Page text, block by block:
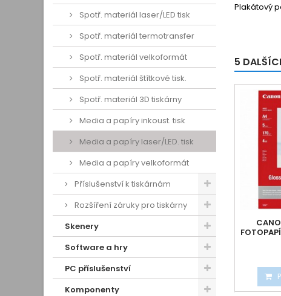
Spotř. materiál laser/LED tisk
Spotř. materiál termotransfer
Spotř. materiál velkoformát
Spotř. materiál štítkové tisk.
Spotř. materiál 3D tiskárny
Media a papíry inkoust. tisk
Media a papíry laser/LED. tisk
Media a papíry velkoformát
Příslušenství k tiskárnám
Rozšíření záruky pro tiskárny
Skenery
Software a hry
PC příslušenství
Komponenty
Plakátový
5